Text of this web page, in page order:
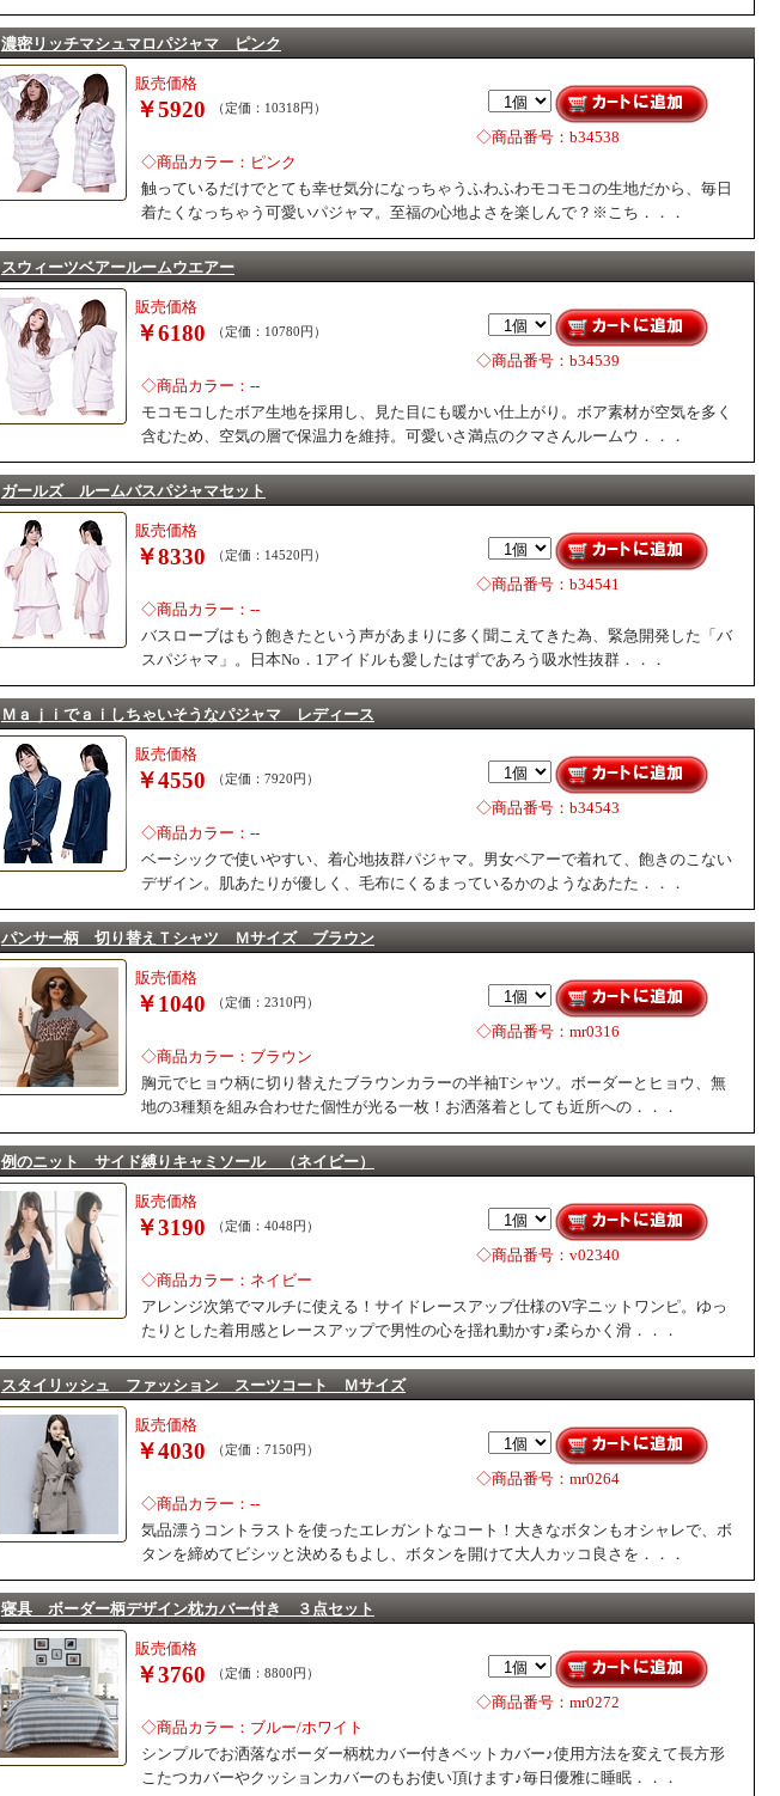
濃密リッチマシュマロパジャマ ピンク
販売価格
￥5920 （定価：10318円）
◇商品番号：b34538
◇商品カラー：ピンク
触っているだけでとても幸せ気分になっちゃうふわふわモコモコの生地だから、毎日
着たくなっちゃう可愛いパジャマ。至福の心地よさを楽しんで？※こち．．．
スウィーツベアールームウエアー
販売価格
￥6180 （定価：10780円）
◇商品番号：b34539
◇商品カラー：--
モコモコしたボア生地を採用し、見た目にも暖かい仕上がり。ボア素材が空気を多く
含むため、空気の層で保温力を維持。可愛いさ満点のクマさんルームウ．．．
ガールズ ルームバスパジャマセット
販売価格
￥8330 （定価：14520円）
◇商品番号：b34541
◇商品カラー：--
バスローブはもう飽きたという声があまりに多く聞こえてきた為、緊急開発した「バ
スパジャマ」。日本No．1アイドルも愛したはずであろう吸水性抜群．．．
Ｍａｊｉでａｉしちゃいそうなパジャマ レディース
販売価格
￥4550 （定価：7920円）
◇商品番号：b34543
◇商品カラー：--
ベーシックで使いやすい、着心地抜群パジャマ。男女ペアーで着れて、飽きのこない
デザイン。肌あたりが優しく、毛布にくるまっているかのようなあたた．．．
パンサー柄 切り替えＴシャツ Ｍサイズ ブラウン
販売価格
￥1040 （定価：2310円）
◇商品番号：mr0316
◇商品カラー：ブラウン
胸元でヒョウ柄に切り替えたブラウンカラーの半袖Tシャツ。ボーダーとヒョウ、無
地の3種類を組み合わせた個性が光る一枚！お洒落着としても近所への．．．
例のニット サイド縛りキャミソール （ネイビー）
販売価格
￥3190 （定価：4048円）
◇商品番号：v02340
◇商品カラー：ネイビー
アレンジ次第でマルチに使える！サイドレースアップ仕様のV字ニットワンピ。ゆっ
たりとした着用感とレースアップで男性の心を揺れ動かす♪柔らかく滑．．．
スタイリッシュ ファッション スーツコート Ｍサイズ
販売価格
￥4030 （定価：7150円）
◇商品番号：mr0264
◇商品カラー：--
気品漂うコントラストを使ったエレガントなコート！大きなボタンもオシャレで、ボ
タンを締めてビシッと決めるもよし、ボタンを開けて大人カッコ良さを．．．
寝具 ボーダー柄デザイン枕カバー付き ３点セット
販売価格
￥3760 （定価：8800円）
◇商品番号：mr0272
◇商品カラー：ブルー/ホワイト
シンプルでお洒落なボーダー柄枕カバー付きベットカバー♪使用方法を変えて長方形
こたつカバーやクッションカバーのもお使い頂けます♪毎日優雅に睡眠．．．